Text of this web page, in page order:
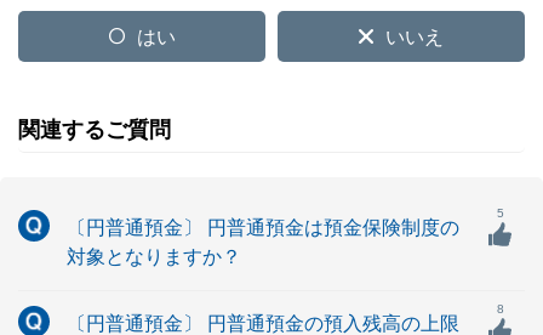
はい いいえ
関連するご質問
〔円普通預金〕 円普通預金は預金保険制度の
対象となりますか？
5
〔円普通預金〕 円普通預金の預入残高の上限
8